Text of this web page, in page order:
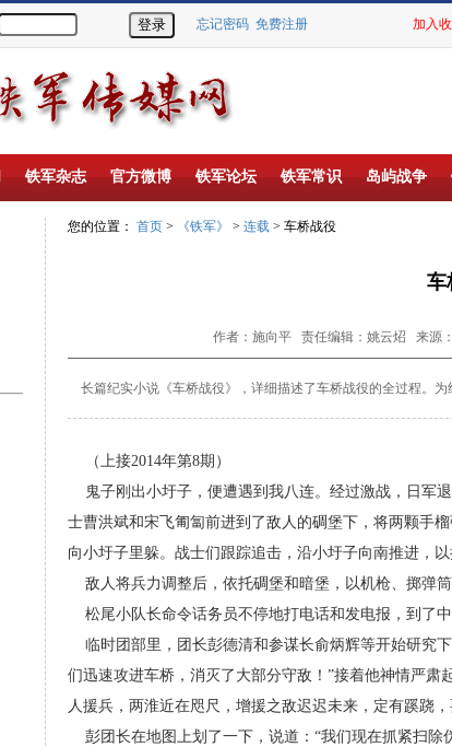
忘记密码 免费注册 加入
铁军杂志 官方微博 铁军论坛 铁军常识 岛屿战争
您的位置： 首页 > 《铁军》 > 连载 > 车桥战役
车
作者：施向平 责任编辑：姚云炤 来源
长篇纪实小说《车桥战役》，详细描述了车桥战役的全过程。为
（上接2014年第8期）
鬼子刚出小圩子，便遭遇到我八连。经过激战，日军
士曹洪斌和宋飞匍匐前进到了敌人的碉堡下，将两颗手
向小圩子里躲。战士们跟踪追击，沿小圩子向南推进，以
敌人将兵力调整后，依托碉堡和暗堡，以机枪、掷弹
松尾小队长命令话务员不停地打电话和发电报，到了
临时团部里，团长彭德清和参谋长俞炳辉等开始研究
们迅速攻进车桥，消灭了大部分守敌！”接着他神情严
人援兵，两淮近在咫尺，增援之敌迟迟未来，定有蹊跷
彭团长在地图上划了一下，说道：“我们现在抓紧扫